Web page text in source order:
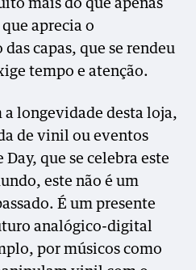
mais do que apenas
aprecia o
capas, que se rendeu
tempo e atenção.
a longevidade desta loja,
de vinil ou eventos
que se celebra este
este não é um
É um presente
analógico-digital
por músicos como